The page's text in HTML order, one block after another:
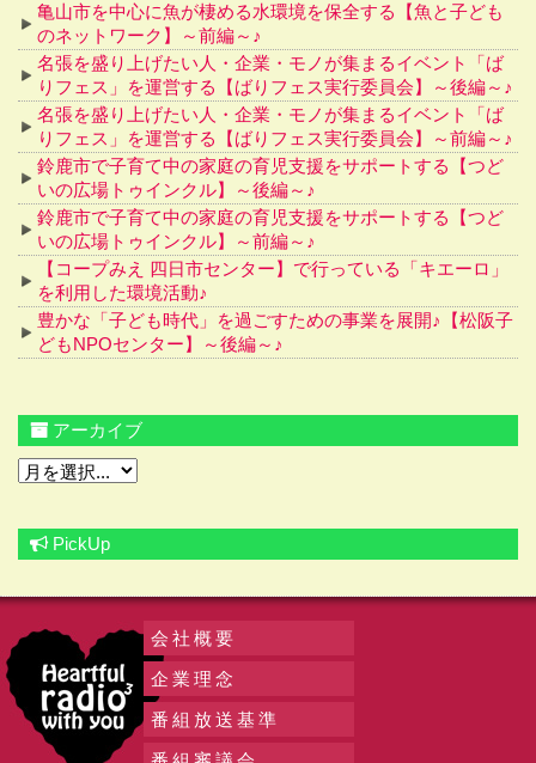
亀山市を中心に魚が棲める水環境を保全する【魚と子ども
のネットワーク】～前編～♪
名張を盛り上げたい人・企業・モノが集まるイベント「ば
りフェス」を運営する【ばりフェス実行委員会】～後編～♪
名張を盛り上げたい人・企業・モノが集まるイベント「ば
りフェス」を運営する【ばりフェス実行委員会】～前編～♪
鈴鹿市で子育て中の家庭の育児支援をサポートする【つど
いの広場トゥインクル】～後編～♪
鈴鹿市で子育て中の家庭の育児支援をサポートする【つど
いの広場トゥインクル】～前編～♪
【コープみえ 四日市センター】で行っている「キエーロ」
を利用した環境活動♪
豊かな「子ども時代」を過ごすための事業を展開♪【松阪子
どもNPOセンター】～後編～♪
アーカイブ
PickUp
会社概要
企業理念
番組放送基準